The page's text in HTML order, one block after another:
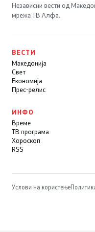
Независни вести од
мрежа ТВ Алфа.
ВЕСТИ
Македонија
Свет
Економија
Прес-релис
ИНФО
Време
ТВ програма
Хороскоп
RSS
Услови на користење